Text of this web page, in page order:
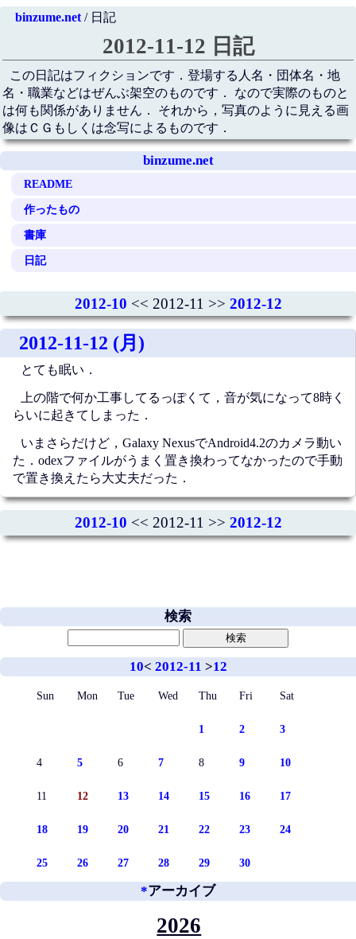
binzume.net/ 日記
2012-11-12 日記
この日記はフィクションです．登場する人名・団体名・地
名・職業などはぜんぶ架空のものです． なので実際のものと
は何も関係がありません． それから，写真のように見える画
像はＣＧもしくは念写によるものです．
binzume.net
README
作ったもの
書庫
日記
2012-10 << 2012-11 >> 2012-12
2012-11-12 (月)
とても眠い．
上の階で何か工事してるっぽくて，音が気になって8時く
らいに起きてしまった．
いまさらだけど，Galaxy NexusでAndroid4.2のカメラ動い
た．odexファイルがうまく置き換わってなかったので手動
で置き換えたら大丈夫だった．
2012-10 << 2012-11 >> 2012-12
検索
10< 2012-11 >12
Sun Mon Tue Wed Thu Fri Sat
1 2 3
4 5 6 7 8 9 10
11 12 13 14 15 16 17
18 19 20 21 22 23 24
25 26 27 28 29 30
*アーカイブ
2026